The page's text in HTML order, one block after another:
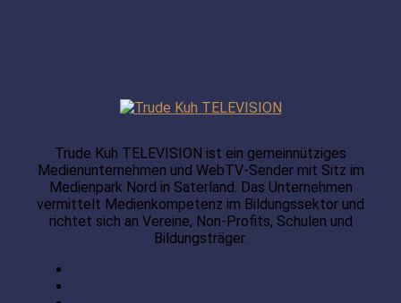
Trude Kuh TELEVISION ist ein gemeinnütziges
Medienunternehmen und WebTV-Sender mit Sitz im
Medienpark Nord in Saterland. Das Unternehmen
vermittelt Medienkompetenz im Bildungssektor und
richtet sich an Vereine, Non-Profits, Schulen und
Bildungsträger.